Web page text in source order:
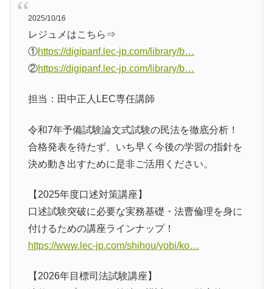
2025/10/16
レジュメはこちら⇒
①https://digipanf.lec-jp.com/library/b…
②https://digipanf.lec-jp.com/library/b…
担当：田中正人LEC専任講師
令和7年予備試験論文式試験の民法を徹底分析！
合格発表を待たず、いち早く今後の学習の指針を
決め動き出すために是非ご活用ください。
【2025年度口述対策講座】
口述試験突破に必要な実務基礎・法曹倫理を身に
付けるための講座ラインナップ！
https://www.lec-jp.com/shihou/yobi/ko…
【2026年目標司法試験講座】